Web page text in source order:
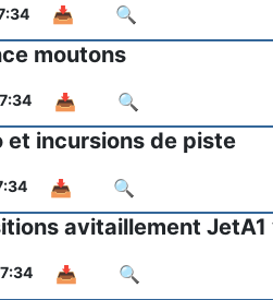
📥 🔍
moutons
📥 🔍
incursions de piste
📥 🔍
avitaillement JetA1
📥 🔍